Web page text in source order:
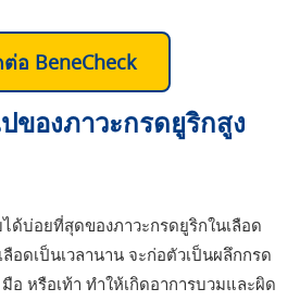
อ BeneCheck
ของภาวะกรดยูริกสูง
ด้บ่อยที่สุดของภาวะกรดยูริกในเลือด
อดเป็นเวลานาน จะก่อตัวเป็นผลึกกรด
อ หรือเท้า ทำให้เกิดอาการบวมและผิด